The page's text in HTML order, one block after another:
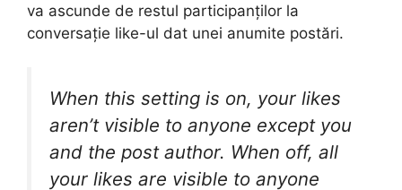
va ascunde de restul participanților la
conversație like-ul dat unei anumite postări.
When this setting is on, your likes
aren’t visible to anyone except you
and the post author. When off, all
your likes are visible to anyone